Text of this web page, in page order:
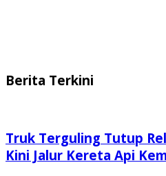
Berita Terkini
Truk Terguling Tutup
Kini Jalur Kereta Api